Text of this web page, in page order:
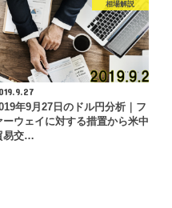
相場解説
年9月27日のドル円分析｜フ
ーウェイに対する措置から米中
易交…